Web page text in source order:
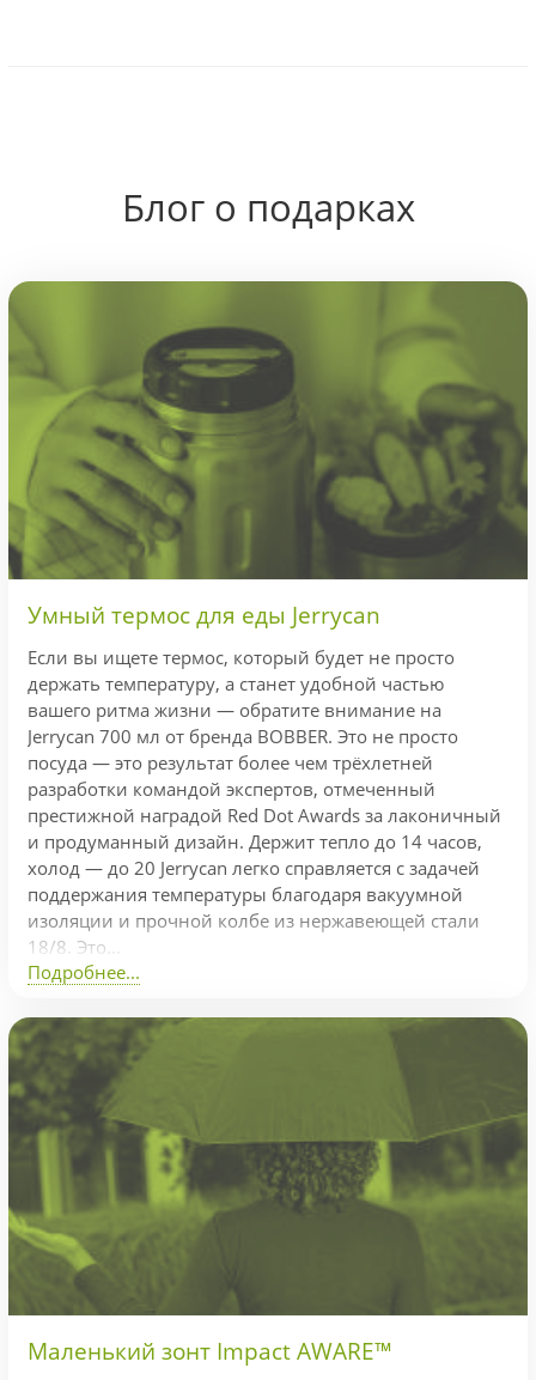
Блог о подарках
Умный термос для еды Jerrycan
Если вы ищете термос, который будет не просто
держать температуру, а станет удобной частью
вашего ритма жизни — обратите внимание на
Jerrycan 700 мл от бренда BOBBER. Это не просто
посуда — это результат более чем трёхлетней
разработки командой экспертов, отмеченный
престижной наградой Red Dot Awards за лаконичный
и продуманный дизайн. Держит тепло до 14 часов,
холод — до 20 Jerrycan легко справляется с задачей
поддержания температуры благодаря вакуумной
изоляции и прочной колбе из нержавеющей стали
18/8. Это...
Подробнее...
Маленький зонт Impact AWARE™